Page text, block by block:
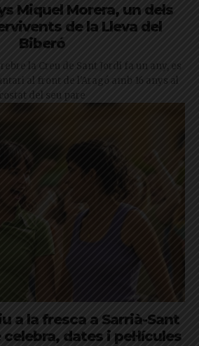
Miquel Morera, un dels
de la Lleva del
Biberó
la Creu de Sant Jordi fa un any, es
al front de l'Aragó amb 16 anys al
costat del seu pare
a la fresca a Sarrià-Sant
dates i pel·lícules